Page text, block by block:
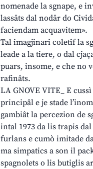
nomenade la sgnape, e
lassâts dal nodâr do
faciendam acquavitem».
Tal imagjinari coletîf la
leade a la tiere, o dal
puars, insome, e che no
rafinâts.
LA GNOVE VITE_ E
principâl e je stade
gambiât la percezion de
intal 1973 da lis trapis
furlans e cumò imitade
ma simpatics a son il
spagnolets o lis butiglis